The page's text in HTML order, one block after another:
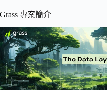
Grass 專案簡介